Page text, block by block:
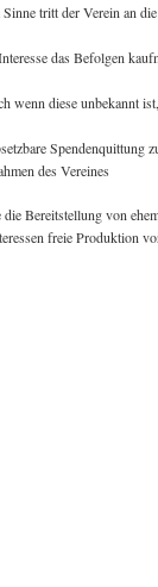
tritt der Verein an
das Befolgen
diese unbekannt
Spendenquittung
des Vereines
Bereitstellung von
freie Produktion